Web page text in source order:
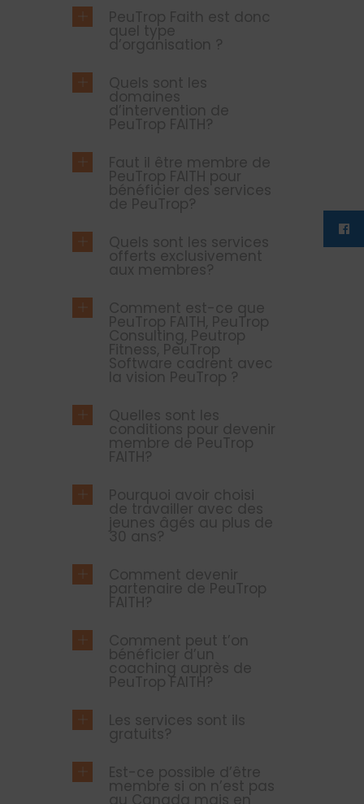
PeuTrop Faith est donc
quel type
d’organisation ?
Quels sont les
domaines
d’intervention de
PeuTrop FAITH?
Faut il être membre de
PeuTrop FAITH pour
bénéficier des services
de PeuTrop?
Quels sont les services
offerts exclusivement
aux membres?
Comment est-ce que
PeuTrop FAITH, PeuTrop
Consulting, Peutrop
Fitness, PeuTrop
Software cadrent avec
la vision PeuTrop ?
Quelles sont les
conditions pour devenir
membre de PeuTrop
FAITH?
Pourquoi avoir choisi
de travailler avec des
jeunes âgés au plus de
30 ans?
Comment devenir
partenaire de PeuTrop
FAITH?
Comment peut t’on
bénéficier d’un
coaching auprès de
PeuTrop FAITH?
Les services sont ils
gratuits?
Est-ce possible d’être
membre si on n’est pas
au Canada mais en